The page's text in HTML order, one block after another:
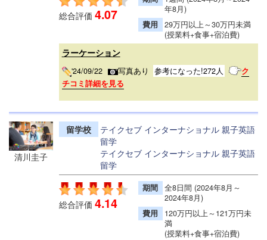
総合評価 4.07
年8月)
費用
29万円以上～30万円未満
(授業料+食事+宿泊費)
ラーケーション
'24/09/22 写真あり 参考になった!272人
ク
チコミ詳細を見る
清川圭子
留学校
テイクセブ インターナショナル 親子英語
留学
テイクセブ インターナショナル 親子英語
留学
総合評価 4.14
期間
全8日間 (2024年8月～
2024年8月)
費用
120万円以上～121万円未
満
(授業料+食事+宿泊費)